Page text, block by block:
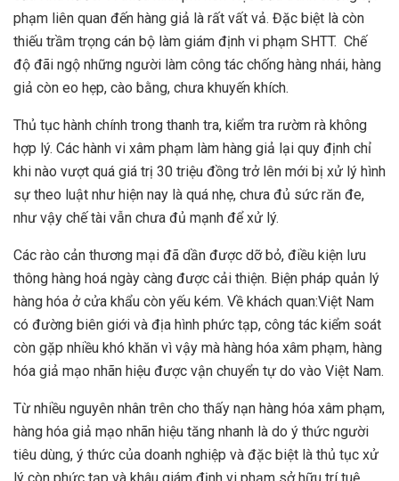
phạm liên quan đến hàng giả là rất vất vả. Đặc biệt là còn
thiếu trầm trọng cán bộ làm giám định vi phạm SHTT. Chế
độ đãi ngộ những người làm công tác chống hàng nhái, hàng
giả còn eo hẹp, cào bằng, chưa khuyến khích.
Thủ tục hành chính trong thanh tra, kiểm tra rườm rà không
hợp lý. Các hành vi xâm phạm làm hàng giả lại quy định chỉ
khi nào vượt quá giá trị 30 triệu đồng trở lên mới bị xử lý hình
sự theo luật như hiện nay là quá nhẹ, chưa đủ sức răn đe,
như vậy chế tài vẫn chưa đủ mạnh để xử lý.
Các rào cản thương mại đã dần được dỡ bỏ, điều kiện lưu
thông hàng hoá ngày càng được cải thiện. Biện pháp quản lý
hàng hóa ở cửa khẩu còn yếu kém. Về khách quan:Việt Nam
có đường biên giới và địa hình phức tạp, công tác kiểm soát
còn gặp nhiều khó khăn vì vậy mà hàng hóa xâm phạm, hàng
hóa giả mạo nhãn hiệu được vận chuyển tự do vào Việt Nam.
Từ nhiều nguyên nhân trên cho thấy nạn hàng hóa xâm phạm,
hàng hóa giả mạo nhãn hiệu tăng nhanh là do ý thức người
tiêu dùng, ý thức của doanh nghiệp và đặc biệt là thủ tục xử